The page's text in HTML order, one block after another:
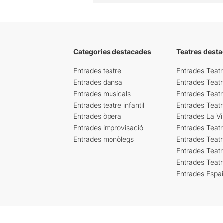
Categories destacades
Entrades teatre
Entrades dansa
Entrades musicals
Entrades teatre infantil
Entrades òpera
Entrades improvisació
Entrades monòlegs
Teatres
Entrades
Entrades
Entrades
Entrades
Entrades La
Entrades
Entrades
Entrades
Entrades
Entrades